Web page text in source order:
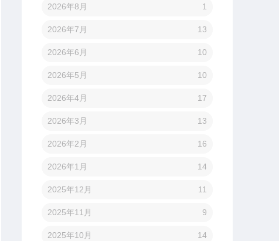
2026年8月 1
2026年7月 13
2026年6月 10
2026年5月 10
2026年4月 17
2026年3月 13
2026年2月 16
2026年1月 14
2025年12月 11
2025年11月 9
2025年10月 14